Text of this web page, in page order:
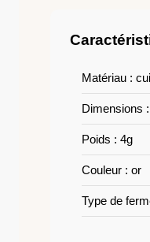
Matériau :
Dimensions
Poids : 4g
Couleur : or
Type de